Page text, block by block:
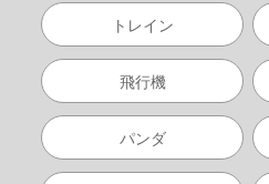
トレイン
飛行機
パンダ